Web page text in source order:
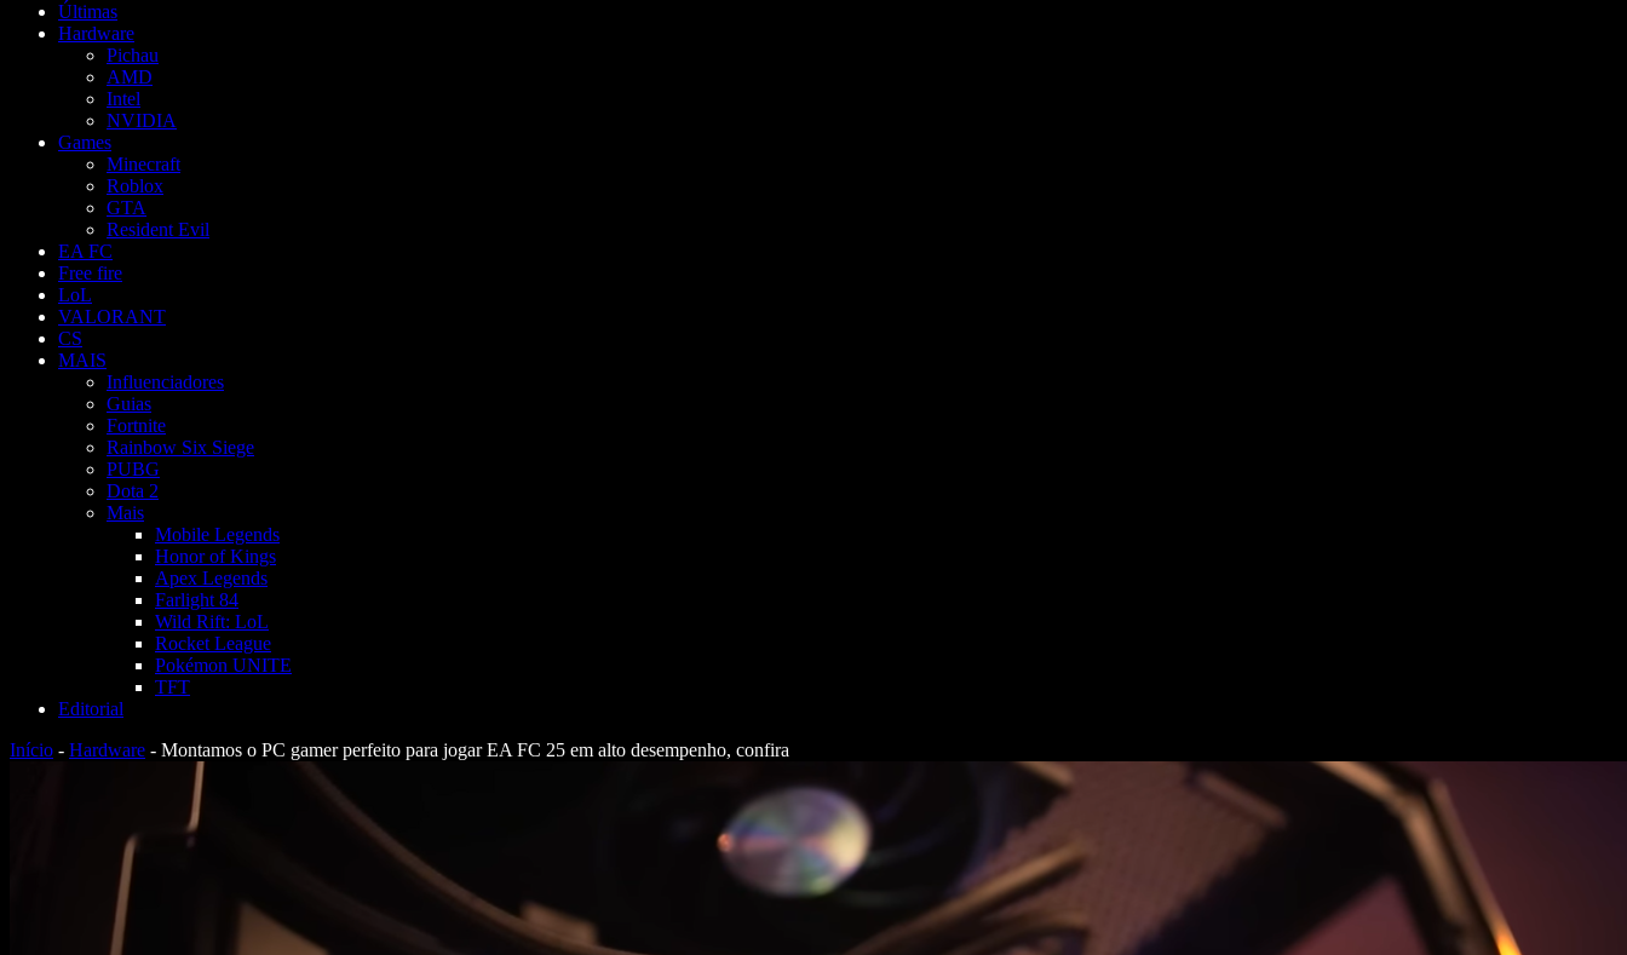
Últimas
Hardware
Pichau
AMD
Intel
NVIDIA
Games
Minecraft
Roblox
GTA
Resident Evil
EA FC
Free fire
LoL
VALORANT
CS
MAIS
Influenciadores
Guias
Fortnite
Rainbow Six Siege
PUBG
Dota 2
Mais
Mobile Legends
Honor of Kings
Apex Legends
Farlight 84
Wild Rift: LoL
Rocket League
Pokémon UNITE
TFT
Editorial
Início - Hardware - Montamos o PC gamer perfeito para jogar EA FC 25 em alto desempenho, confira